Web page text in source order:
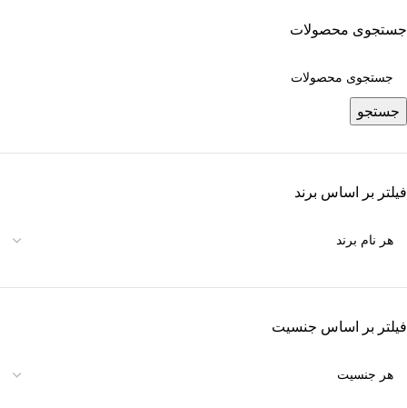
جستجوی محصولات
جستجو
فیلتر بر اساس برند
فیلتر بر اساس جنسیت